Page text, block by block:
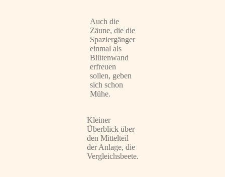
Auch die
Zäune, die die
Spaziergänger
einmal als
Blütenwand
erfreuen
sollen, geben
sich schon
Mühe.
Kleiner
Überblick über
den Mittelteil
der Anlage, die
Vergleichsbeete.